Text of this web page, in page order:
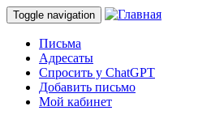
Toggle navigation
Письма
Адресаты
Спросить у ChatGPT
Добавить письмо
Мой кабинет